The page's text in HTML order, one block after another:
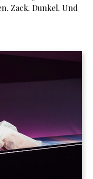
Zack. Dunkel. Und